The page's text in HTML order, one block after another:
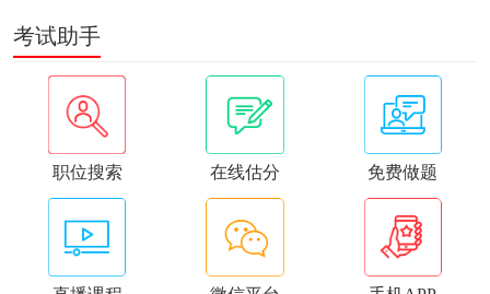
考试助手
职位搜索 在线估分 免费做题